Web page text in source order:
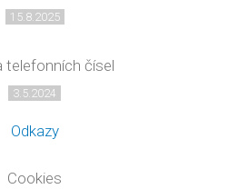
15.8.2025
telefonních čísel
3.5.2024
Odkazy
Cookies